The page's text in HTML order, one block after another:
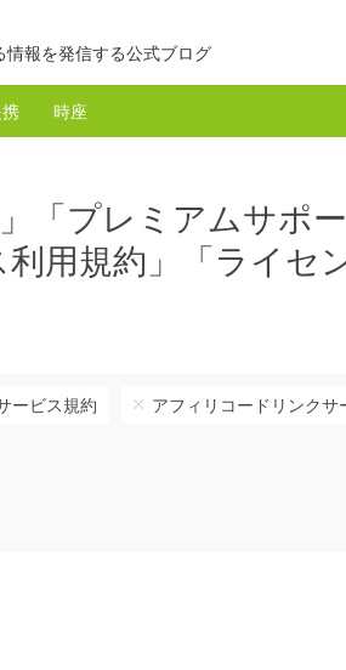
情報を発信する公式ブログ
時座
「プレミアムサポ
用規約」「ライセ
ービス規約 アフィリコードリンクサ